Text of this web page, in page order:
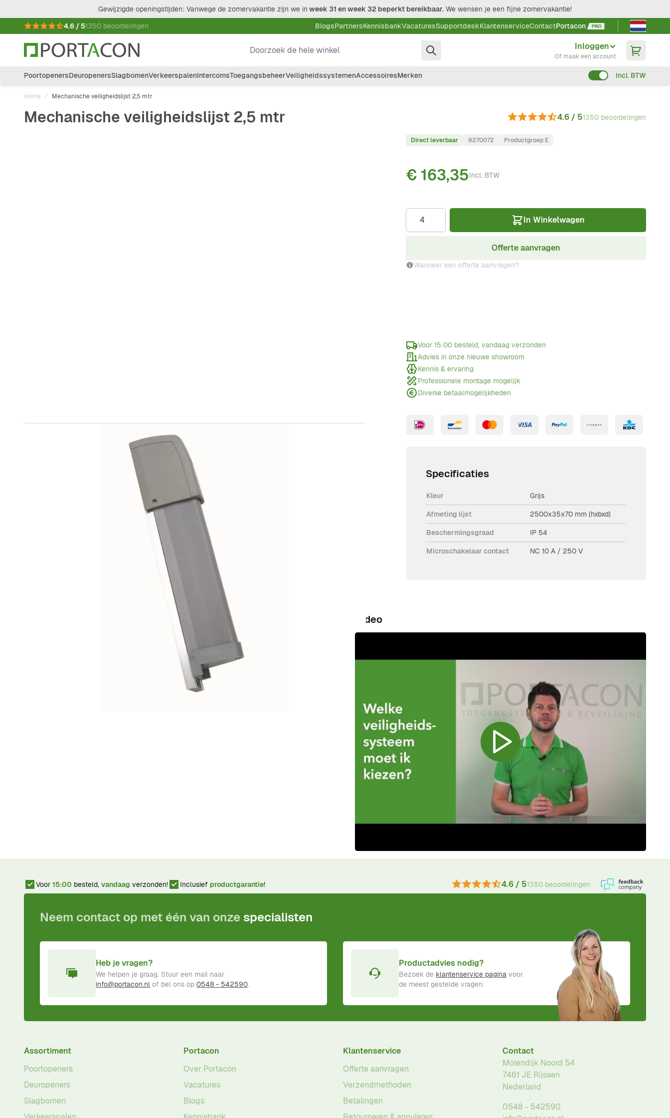
Gewijzigde openingstijden: Vanwege de zomervakantie zijn we in week 31 en week 32 beperkt bereikbaar. We wensen je een fijne zomervakantie!
4.6 / 51350 beoordelingen BlogsPartnersKennisbankVacaturesSupportdeskKlantenserviceContactPortacon
Taal kiezen
Doorzoek de hele winkel
Inloggen
Of maak een account
PoortopenersDeuropenersSlagbomenVerkeerspalenIntercomsToegangsbeheerVeiligheidssystemenAccessoiresMerken Incl. BTW
Home / Mechanische veiligheidslijst 2,5 mtr
Mechanische veiligheidslijst 2,5 mtr 4.6 / 51350 beoordelingen
Direct leverbaar 9270072 Productgroep E
Incl. BTW
€ 163,35
In Winkelwagen
Offerte aanvragen
Wanneer een offerte aanvragen?
Voor 15:00 besteld, vandaag verzonden
Advies in onze nieuwe showroom
Kennis & ervaring
Professionele montage mogelijk
Diverse betaalmogelijkheden
BENINCA SC.F25 mechanische veiligheidslijst is gemaakt van een rubberen buisprofiel van
50 mm met een aluminium bevestigingsprofiel, lengte is 2,5 meter. Lijst schakelt af door
middel van een staalkabel die in de lijst is bevestigt.
Specificaties
Kleur Grijs
Afmeting lijst 2500x35x70 mm (hxbxd)
Beschermingsgraad IP 54
Microschakelaar contact NC 10 A / 250 V
Video
Voor 15:00 besteld, vandaag verzonden! Inclusief productgarantie! 4.6 / 51350 beoordelingen
Neem contact op met één van onze specialisten
Heb je vragen?
We helpen je graag. Stuur een mail naar
info@portacon.nl of bel ons op 0548 - 542590.
Productadvies nodig?
Bezoek de klantenservice pagina voor
de meest gestelde vragen.
Assortiment
Poortopeners
Deuropeners
Slagbomen
Portacon
Over Portacon
Vacatures
Blogs
Klantenservice
Offerte aanvragen
Verzendmethoden
Betalingen
Contact
Molendijk Noord 54
7461 JE Rijssen
Nederland
0548 - 542590